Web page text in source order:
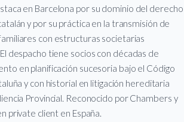
en Barcelona por su dominio del derecho
y por su práctica en la transmisión de
con estructuras societarias
despacho tiene socios con décadas de
en planificación sucesoria bajo el Código
y con historial en litigación hereditaria
Provincial. Reconocido por Chambers y
private client en España.